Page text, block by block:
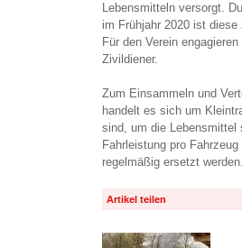
Lebensmitteln versorgt.
im Frühjahr 2020 ist
Für den Verein
Zivildiener.
Zum Einsammeln und
handelt es sich um
sind, um die Lebensmittel
Fahrleistung pro
regelmäßig ersetzt werden.
Artikel teilen